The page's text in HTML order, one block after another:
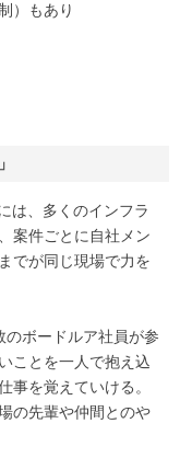
）もあり
は、多くのインフラ
案件ごとに自社メン
でが同じ現場で力を
ボードルア社員が参
ことを一人で抱え込
事を覚えていける。
の先輩や仲間とのや